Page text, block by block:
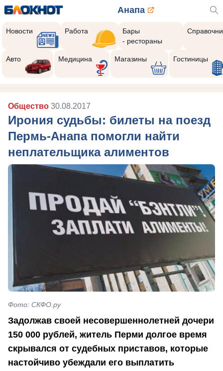
Анапа
Новости Работа
Бары
- рестораны
Авто Медицина Магазины Гостиницы
Общество 30.08.2017
Ирония судьбы: билеты на поезд
Пермь-Анапа помогли найти
неплательщика алиментов
Фото: СКФО.ру
Задолжав своей несовершеннолетней дочери
150 000 рублей, житель Перми долгое время
скрывался от судебных приставов, которые
настойчиво убеждали его выплатить